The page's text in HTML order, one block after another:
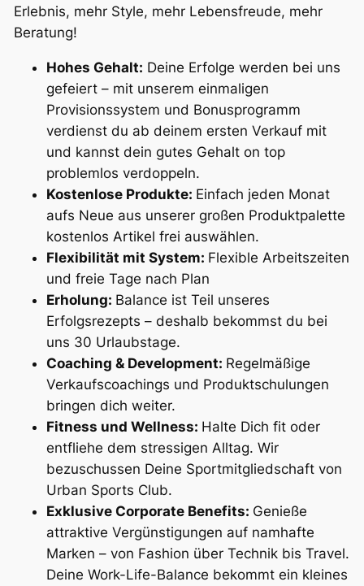
Erlebnis, mehr Style, mehr Lebensfreude, mehr
Beratung!
Hohes Gehalt: Deine Erfolge werden bei uns
gefeiert – mit unserem einmaligen
Provisionssystem und Bonusprogramm
verdienst du ab deinem ersten Verkauf mit
und kannst dein gutes Gehalt on top
problemlos verdoppeln.
Kostenlose Produkte: Einfach jeden Monat
aufs Neue aus unserer großen Produktpalette
kostenlos Artikel frei auswählen.
Flexibilität mit System: Flexible Arbeitszeiten
und freie Tage nach Plan
Erholung: Balance ist Teil unseres
Erfolgsrezepts – deshalb bekommst du bei
uns 30 Urlaubstage.
Coaching & Development: Regelmäßige
Verkaufscoachings und Produktschulungen
bringen dich weiter.
Fitness und Wellness: Halte Dich fit oder
entfliehe dem stressigen Alltag. Wir
bezuschussen Deine Sportmitgliedschaft von
Urban Sports Club.
Exklusive Corporate Benefits: Genieße
attraktive Vergünstigungen auf namhafte
Marken – von Fashion über Technik bis Travel.
Deine Work-Life-Balance bekommt ein kleines